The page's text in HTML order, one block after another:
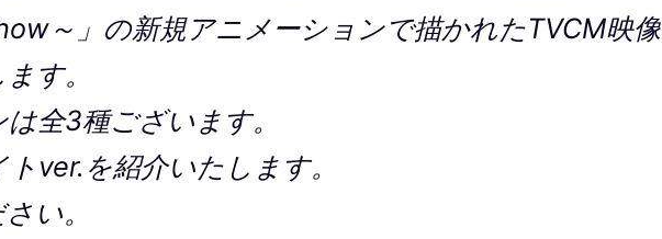
～」の新規アニメーションで描かれたTVCM映像
す。
全3種ございます。
ver.を紹介いたします。
い。